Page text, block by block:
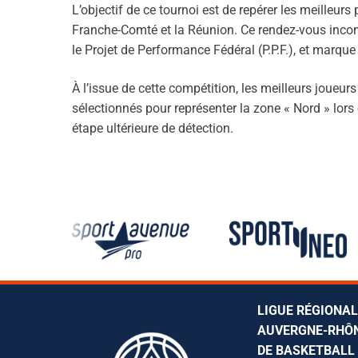
Partenaires
Charte
Finales
Engagements
Brûlages
Discipline
Assemblée
Camps AuRA
Camps Arbitres
Coupe
Masters AuRA
Miss Match
Tournoi Inter-
Basket Santé
3×3
Démarche clubs
Basket Féminin
Formation
Formation
Bulletins
Procès-Verbaux
Comité directeur
Bureau
Surclassements
Commissions
Sportive
Médicale
L’objectif de ce tournoi est de repérer les
Franche-Comté et la Réunion. Ce rendez-vous
le Projet de Performance Fédéral (P.P.F.), et
À l’issue de cette compétition, les meilleurs
sélectionnés pour représenter la zone « Nord »
étape ultérieure de détection.
LIGUE
AUVERGNE-
DE BASKETBALL